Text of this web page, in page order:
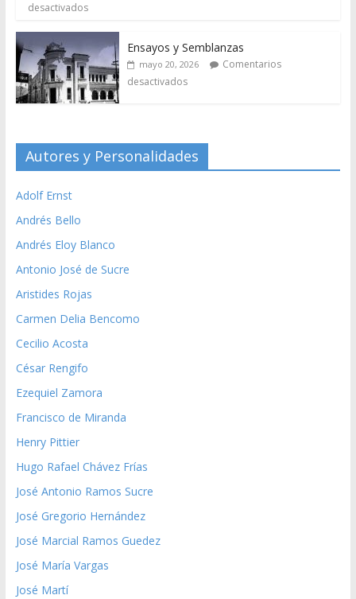
desactivados
Ensayos y Semblanzas
mayo 20, 2026
Comentarios
desactivados
Autores y Personalidades
Adolf Ernst
Andrés Bello
Andrés Eloy Blanco
Antonio José de Sucre
Aristides Rojas
Carmen Delia Bencomo
Cecilio Acosta
César Rengifo
Ezequiel Zamora
Francisco de Miranda
Henry Pittier
Hugo Rafael Chávez Frías
José Antonio Ramos Sucre
José Gregorio Hernández
José Marcial Ramos Guedez
José María Vargas
José Martí